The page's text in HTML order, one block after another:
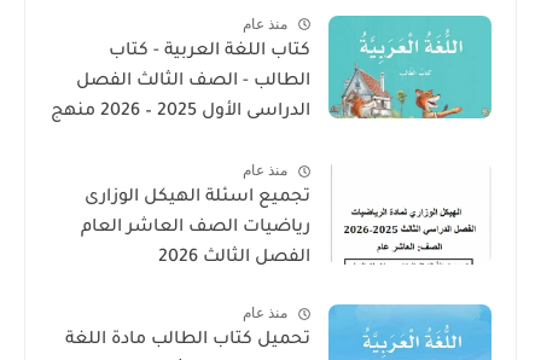
منذ عام
كتاب اللغة العربية - كتاب
الطالب - الصف الثالث الفصل
الدراسى الأول 2025 – 2026 منهج
منذ عام
تجميع اسئلة الهيكل الوزارى
رياضيات الصف العاشر العام
الفصل الثالث 2026
منذ عام
تحميل كتاب الطالب مادة اللغة